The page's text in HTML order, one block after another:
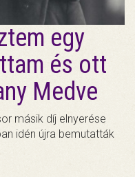
egy
és ott
Medve
másik díj elnyerése
idén újra bemutatták